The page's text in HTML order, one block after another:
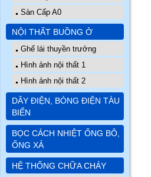
Sàn Cấp A0
NỘI THẤT BUỒNG Ở
Ghế lái thuyền trưởng
Hình ảnh nội thất 1
Hình ảnh nội thất 2
DÂY ĐIỆN, BÓNG ĐIỆN TÀU
BIỂN
BỌC CÁCH NHIỆT ỐNG BÔ,
ỐNG XẢ
HỆ THỐNG CHỮA CHÁY